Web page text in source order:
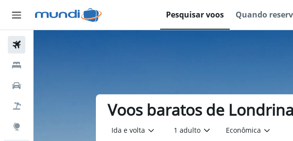
Pesquisar voos Quando
Voos baratos de
Ida e volta 1 adulto Econômica